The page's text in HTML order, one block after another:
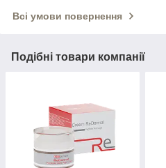
Всі умови повернення
Подібні товари компанії